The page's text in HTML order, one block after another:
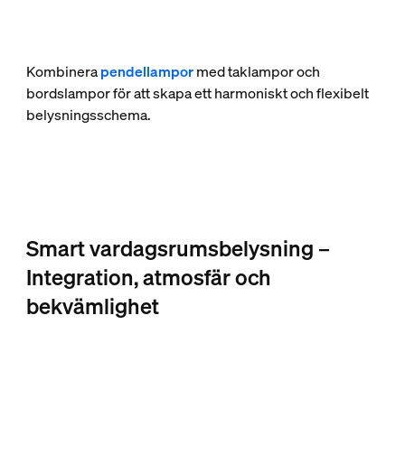
Kombinerapendellampormed taklampor och
bordslampor för att skapa ett harmoniskt och flexibelt
belysningsschema.
Smart vardagsrumsbelysning –
Integration, atmosfär och
bekvämlighet